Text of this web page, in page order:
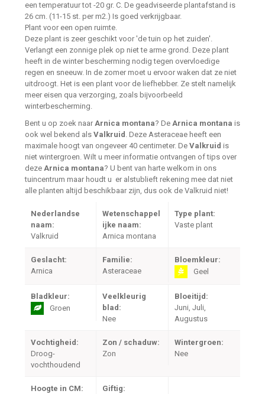
een temperatuur tot -20 gr. C. De geadviseerde plantafstand is
26 cm. (11-15 st. per m2.) Is goed verkrijgbaar.
Plant voor een open ruimte.
Deze plant is zeer geschikt voor 'de tuin op het zuiden'.
Verlangt een zonnige plek op niet te arme grond. Deze plant
heeft in de winter bescherming nodig tegen overvloedige
regen en sneeuw. In de zomer moet u ervoor waken dat ze niet
uitdroogt. Het is een plant voor de liefhebber. Ze stelt namelijk
meer eisen qua verzorging, zoals bijvoorbeeld
winterbescherming.
Bent u op zoek naar Arnica montana? De Arnica montana is
ook wel bekend als Valkruid . Deze Asteraceae heeft een
maximale hoogt van ongeveer 40 centimeter. De Valkruid is
niet wintergroen. Wilt u meer informatie ontvangen of tips over
deze Arnica montana? U bent van harte welkom in ons
tuincentrum maar houdt u er alstublieft rekening mee dat niet
alle planten altijd beschikbaar zijn, dus ook de Valkruid niet!
Nederlandse
naam:
Valkruid
Wetenschappel
ijke naam:
Arnica montana
Type plant:
Vaste plant
Geslacht:
Arnica
Familie:
Asteraceae
Bloemkleur:
Geel
Bladkleur:
Groen
Veelkleurig
blad:
Nee
Bloeitijd:
Juni, Juli,
Augustus
Vochtigheid:
Droog-
vochthoudend
Zon / schaduw:
Zon
Wintergroen:
Nee
Hoogte in CM:
Giftig: